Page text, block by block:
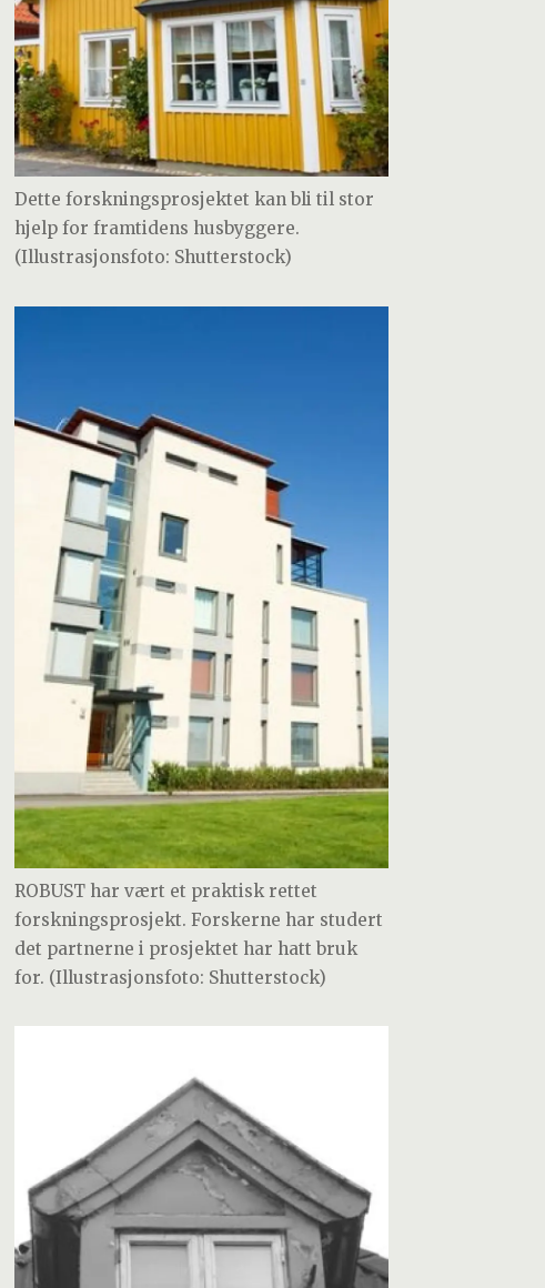
Dette forskningsprosjektet kan bli til stor
hjelp for framtidens husbyggere.
(Illustrasjonsfoto: Shutterstock)
ROBUST har vært et praktisk rettet
forskningsprosjekt. Forskerne har studert
det partnerne i prosjektet har hatt bruk
for. (Illustrasjonsfoto: Shutterstock)